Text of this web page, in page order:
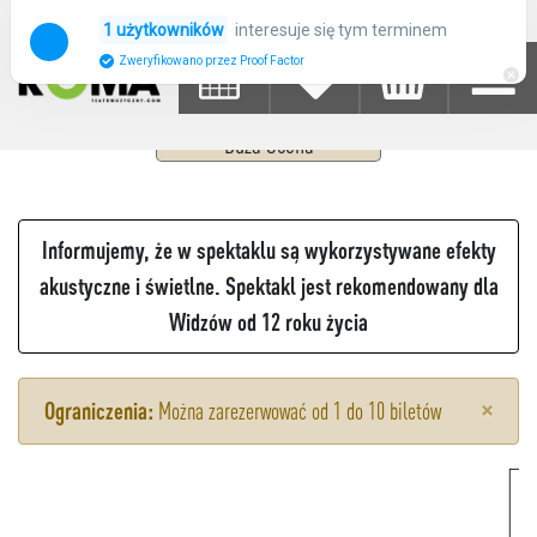
WICKED
20 WRZESIEŃ 2025
15:00 - 18:00
Duża Scena
Informujemy, że w spektaklu są wykorzystywane efekty
akustyczne i świetlne. Spektakl jest rekomendowany dla
Widzów od 12 roku życia
Ograniczenia: Można zarezerwować od 1 do 10 biletów ×
1 użytkowników interesuje się tym terminem
Zweryfikowano przez Proof Factor